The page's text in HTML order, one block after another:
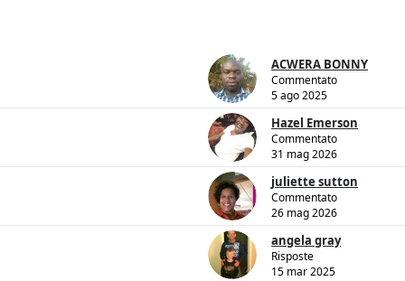
ACWERA BONNY
Commentato
5 ago 2025
Hazel Emerson
Commentato
31 mag 2026
juliette sutton
Commentato
26 mag 2026
angela gray
Risposte
15 mar 2025